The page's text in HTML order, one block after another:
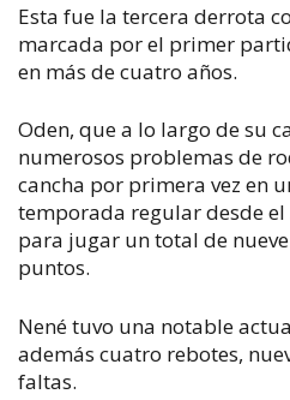
Esta fue la tercera derrota
marcada por el primer
en más de cuatro años.
Oden, que a lo largo de su
numerosos problemas de
cancha por primera vez en
temporada regular desde
para jugar un total de
puntos.
Nené tuvo una notable
además cuatro rebotes,
faltas.